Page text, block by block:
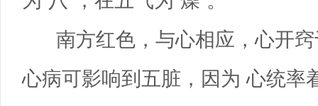
南方红色，与心相应，心开
心病可影响到五脏，因为 心统率